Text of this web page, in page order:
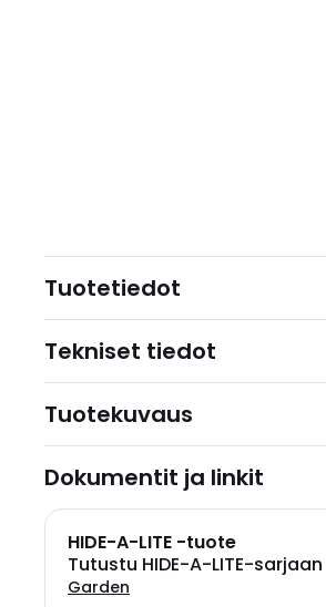
Tuotetiedot
Tekniset tiedot
Tuotekuvaus
Dokumentit ja linkit
HIDE-A-LITE -tuote
Tutustu HIDE-A-LITE-sarjaan
Garden